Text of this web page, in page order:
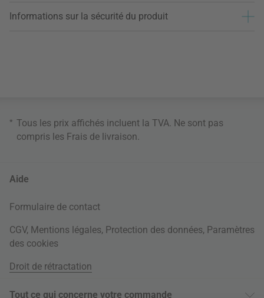
Informations sur la sécurité du produit
* Tous les prix affichés incluent la TVA. Ne sont pas
compris les Frais de livraison
Aide
Formulaire de contact
CGV, Mentions légales, Protection des données, Paramètres
des cookies
Droit de rétractation
Tout ce qui concerne votre commande